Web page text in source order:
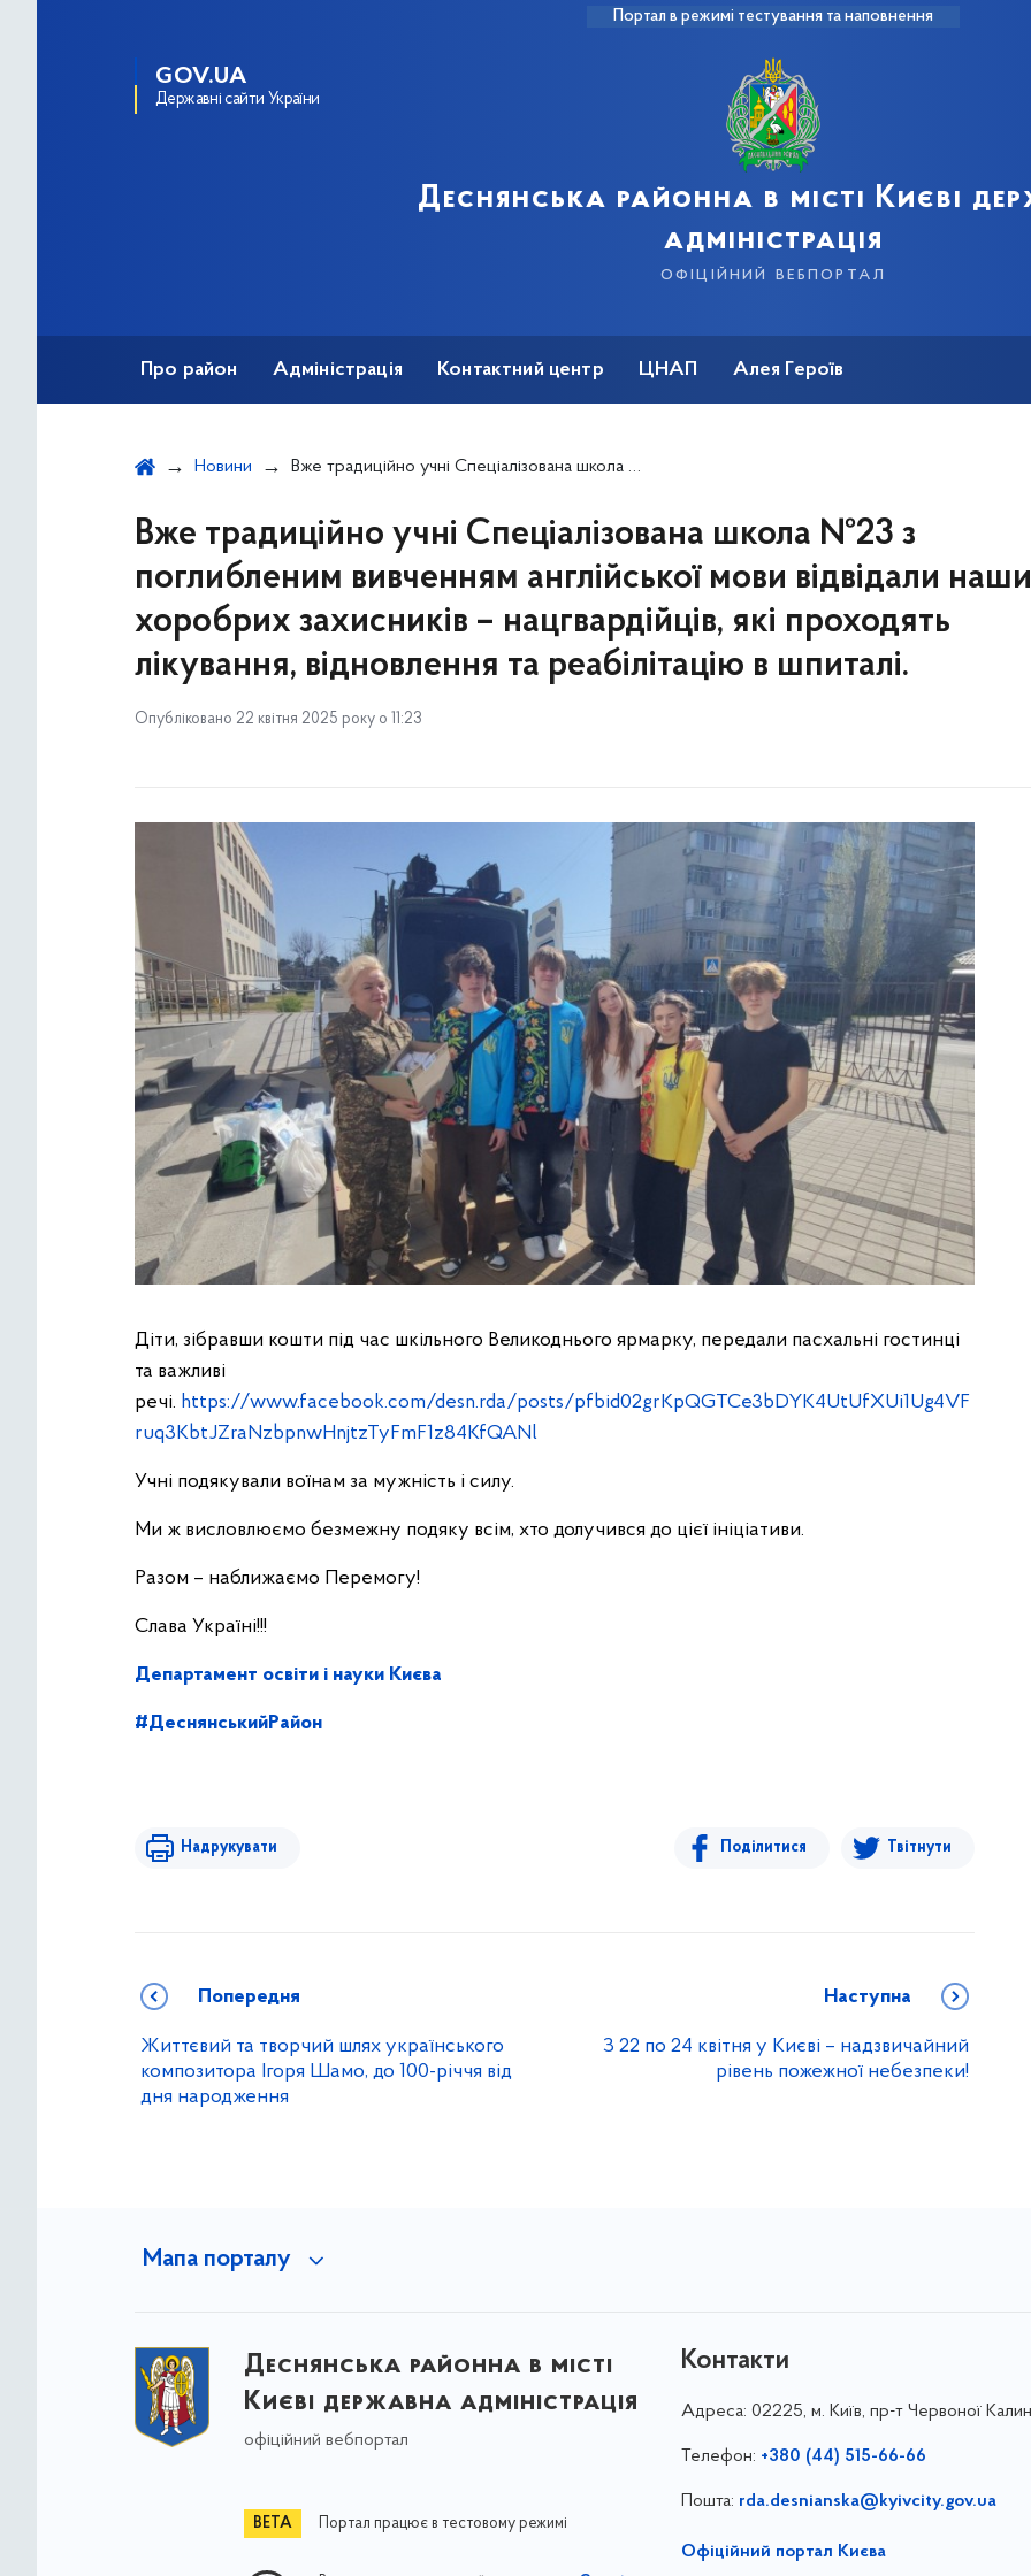
Портал в режимі тестування та наповнення
GOV.UA
Державні сайти України
Деснянська районна в місті Києві
адміністрація
офіційний вебпортал
Про район Адміністрація Контактний центр ЦНАП Алея Героїв
Новини Вже традиційно учні Спеціалізована школа №23 з поглибленим вивченням англійської мови відвідали наших хоробрих захисників – нацгвардійців, які проходять лікування, відновлення та реабілітацію в шпиталі.
Вже традиційно учні Спеціалізована школа №23 з
поглибленим вивченням англійської мови відвідали
хоробрих захисників – нацгвардійців, які проходять
лікування, відновлення та реабілітацію в шпиталі.
Опубліковано 22 квітня 2025 року о 11:23
Діти, зібравши кошти під час шкільного Великоднього ярмарку, передали пасхальні гостинці
та важливі
речі. https://www.facebook.com/desn.rda/posts/pfbid02grKpQGTCe3bDYK4UtUfXUi1Ug4VF
ruq3KbtJZraNzbpnwHnjtzTyFmF1z84KfQANl
Учні подякували воїнам за мужність і силу.
Ми ж висловлюємо безмежну подяку всім, хто долучився до цієї ініціативи.
Разом – наближаємо Перемогу!
Слава Україні!!!
Департамент освіти і науки Києва
#ДеснянськийРайон
Надрукувати Поділитися Твітнути
Попередня
Життєвий та творчий шлях українського
композитора Ігоря Шамо, до 100-річчя від
дня народження
Наступна
З 22 по 24 квітня у Києві – надзвичайний
рівень пожежної небезпеки!
Мапа порталу
Деснянська районна в місті
Києві державна адміністрація
офіційний вебпортал
Портал працює в тестовому режимі
Контакти
Адреса: 02225, м. Київ, пр-т Червоної
Телефон: +380 (44) 515-66-66
Пошта: rda.desnianska@kyivcity.gov.ua
Офіційний портал Києва